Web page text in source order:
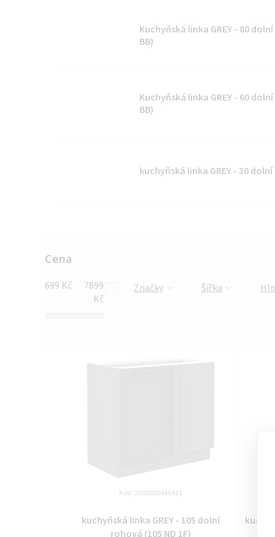
Kuchyňská linka GREY - 80
BB)
Kuchyňská linka GREY - 60
BB)
kuchyňská linka GREY - 30
Cena
699 Kč
7899
Kč
Značky Šířka
kuchyňská linka GREY - 105 dolní
rohová (105 ND 1F)
Kód: 2000000448411